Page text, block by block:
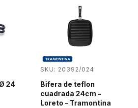
24
SKU: 20392/024
Bifera de teflon
cuadrada 24cm –
Loreto – Tramontina